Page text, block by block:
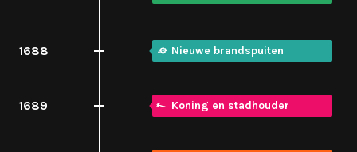
1688 Nieuwe brandspuiten
1689 Koning en stadhouder